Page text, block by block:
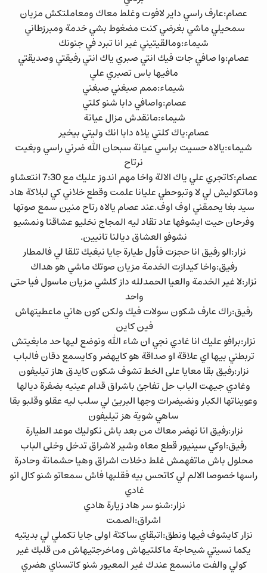
عصام:عارف راسي داير لافوت وغلط معاك ومعاملتكش مزيان
سمحيلي ماشي بغرضي كنت مضغوط بشي خدمة ومبرزطاني
شيماء:ومالقيتيني غير انا تبرد في جنونك
عصام:وا صافي جات فيك انتي صبري ياك انتي رفيقتي وصديقتي
مافيها باس تصبري علي
شيماء:ممم صبغني صبغني
عصام:واصافي دابا شنو كلتي
شيماء:مانقدش مزال عيانة
عصام:ياك كلتي يلاه دابا انك وليتي بيخير
شيماء:يالاه حسيت براسي عيانة سبحان الله ضرني راسي وبغيت
نرتاح
عصام:كاتجري علي ياك الالة واخا مهم اندوز عليك مع 7:30 انتعشاو
وماتكوليش لي لا وتبوحطي عليانا علمت وقطع خلاني كي لبلاكة هاد
سيد بغا يحمقني اوف اوف.عند عصام يالاه رتاح منين سمع صوتها
وفرحان حيت ايشوفها عاد تقاد ليه المجاج نخليو عشاقنا ونمشيو
نشوفو العشاق ديالنا تانيين.
نزار:الو رفيق انا حجزت فأول طيارة جايا نبغيك تلقا لي فالمطار
رفيق:واخا كيدازت الخدمة مزيان صوتك ماشي هو هداك
نزار:لا غير الخدمة والعيا الحمدلله داز كلشي مزيان ماسول فيا حتى
واحد
رفيق:راك عارف شكون سولات فيك ولكن كون هاني ماعطيتهاش
فين كاين
نزار:برافو عليك انا غادي نجي ان شاء الله ونوضع ليها حد مابغيتش
تربطني بيها اي علاقة او صداقة هو كايهضر وكايسمع دقان فالباب
نزار:رفيق بقا معايا على الخط تشوف شكون كايدق هاز تيليفون
وغادي جيهت الباب حل تفاجئ باشراق قدام عينيه بضفرة ديالها
وعويناتها الكبار ونضيضرات وجها البريئ لي سلب ليه عقلو وقلبو بقا
ساهي شوية هز تيليفون
نزار:رفيق انا نهضر معاك من بعد باش نكوليك موعد الطيارة
رفيق:اوكي سينيور قطع معاه وشير لاشراق تدخل وخلى الباب
محلول باش ماتفهمش غلط دخلات اشراق وهيا حشمانة وحادرة
راسها خصوصا الالم لي كاتحس بيه فقلبها فاش سمعاتو شنو كال انو
غادي
نزار:شنو سر هاد زيارة هادي
اشراق:الصمت
نزار كايشوف فيها ونطق:اتبقاي ساكتة اولى جايا تكملي لي بديتيه
يكما نسيتي شيحاجة ماكلتيهاش وماخرجتيهاش من قلبك غير
كولي والفت مانسمع عندك غير المعيور شنو كاتسناي هضري